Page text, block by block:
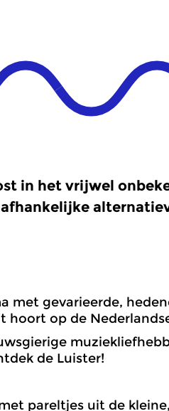
in het vrijwel
met gevarieerde,
hoort op de
de Luister!
pareltjes uit de